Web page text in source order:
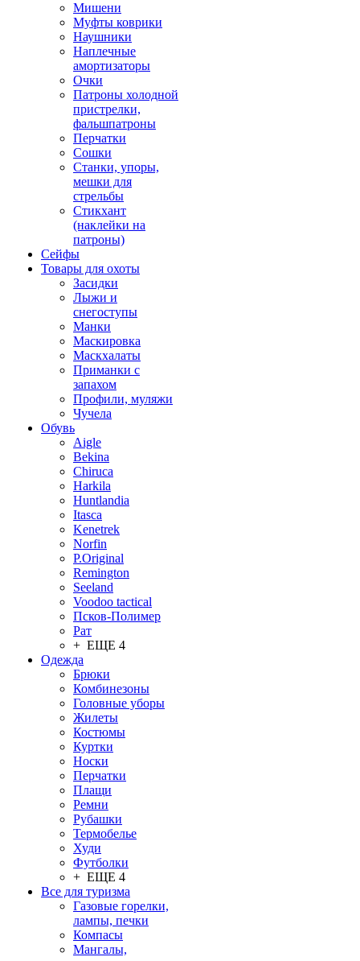
Мишени
Муфты коврики
Наушники
Наплечные
амортизаторы
Очки
Патроны холодной
пристрелки,
фальшпатроны
Перчатки
Сошки
Станки, упоры,
мешки для
стрельбы
Стикхант
(наклейки на
патроны)
Сейфы
Товары для охоты
Засидки
Лыжи и
снегоступы
Манки
Маскировка
Маскхалаты
Приманки с
запахом
Профили, муляжи
Чучела
Обувь
Aigle
Bekina
Chiruсa
Harkila
Huntlandia
Itasca
Kenetrek
Norfin
P.Original
Remington
Seeland
Voodoo tactical
Псков-Полимер
Рат
+ ЕЩЕ 4
Одежда
Брюки
Комбинезоны
Головные уборы
Жилеты
Костюмы
Куртки
Носки
Перчатки
Плащи
Ремни
Рубашки
Термобелье
Худи
Футболки
+ ЕЩЕ 4
Все для туризма
Газовые горелки,
лампы, печки
Компасы
Мангалы,